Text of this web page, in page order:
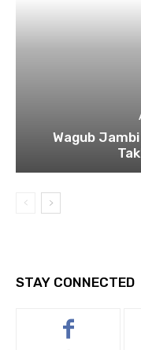
Wagub
STAY CONNECTED